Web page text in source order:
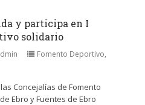
y participa en I
solidario
Fomento Deportivo,
Concejalías de Fomento
Ebro y Fuentes de Ebro